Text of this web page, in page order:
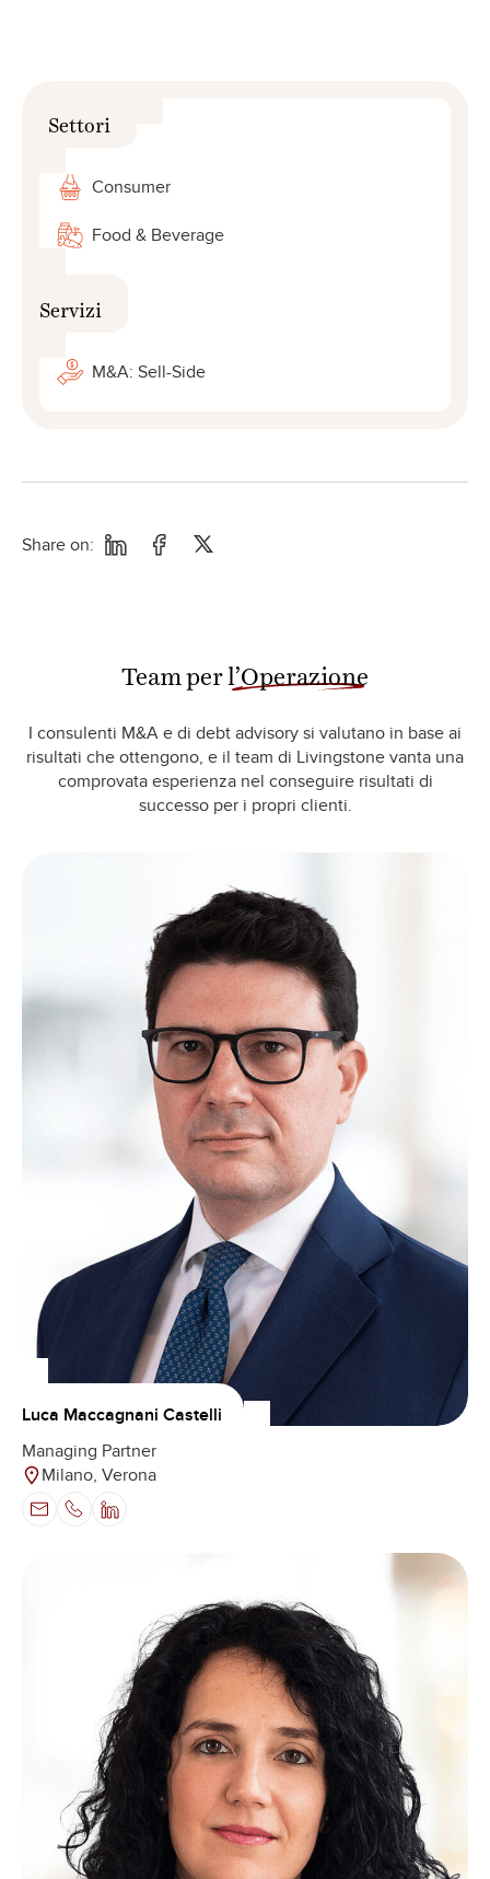
Settori
Consumer
Food & Beverage
Servizi
M&A: Sell-Side
Share on:
Team per l’Operazione
I consulenti M&A e di debt advisory si valutano in base ai
risultati che ottengono, e il team di Livingstone vanta una
comprovata esperienza nel conseguire risultati di
successo per i propri clienti.
Luca Maccagnani Castelli
Managing Partner
Milano, Verona